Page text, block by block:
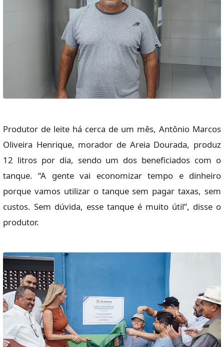
Produtor de leite há cerca de um mês, Antônio Marcos
Oliveira Henrique, morador de Areia Dourada, produz
12 litros por dia, sendo um dos beneficiados com o
tanque. “A gente vai economizar tempo e dinheiro
porque vamos utilizar o tanque sem pagar taxas, sem
custos. Sem dúvida, esse tanque é muito útil”, disse o
produtor.